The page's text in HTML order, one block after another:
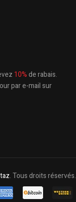
10%de rabais.
par e-mail sur
. Tous droits réservés.